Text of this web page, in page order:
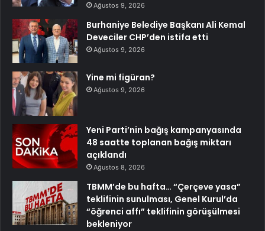
Ağustos 9, 2026
Burhaniye Belediye Başkanı Ali Kemal
Deveciler CHP’den istifa etti
Ağustos 9, 2026
Yine mi figüran?
Ağustos 9, 2026
Yeni Parti’nin bağış kampanyasında
48 saatte toplanan bağış miktarı
açıklandı
Ağustos 8, 2026
TBMM’de bu hafta… “Çerçeve yasa”
teklifinin sunulması, Genel Kurul’da
“öğrenci affı” teklifinin görüşülmesi
bekleniyor